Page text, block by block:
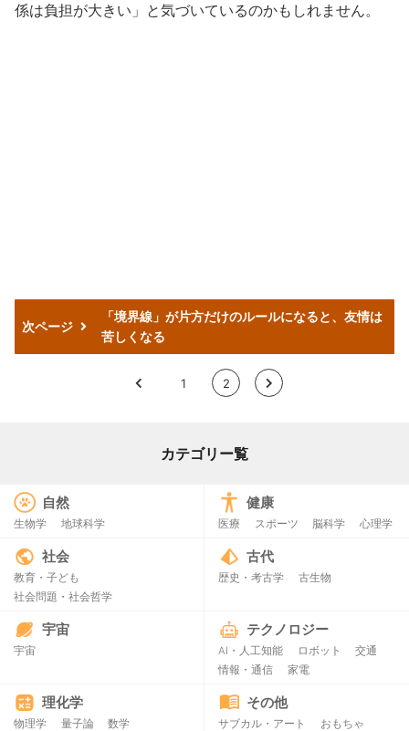
係は負担が大きい」と気づいているのかもしれません。
次ページ
「境界線」が片方だけのルールになると、友情は
苦しくなる
< 1 2 >
カテゴリー覧
自然
生物学 地球科学
健康
医療 スポーツ 脳科学 心理学
社会
教育・子ども
社会問題・社会哲学
古代
歴史・考古学 古生物
宇宙
宇宙
テクノロジー
AI・人工知能 ロボット
交通
情報・通信
家電
理化学
物理学 量子論 数学
その他
サブカル・アート
おもちゃ